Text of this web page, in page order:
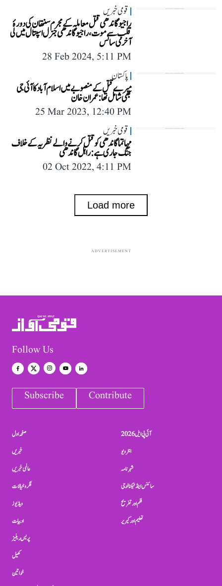
قومی خبریں
راجیو گاندھی قتل معاملہ کے مجرم سنتھان کی دورۂ
قلب سے موت، راجیو گاندھی جنرل اسپتال میں لی
آخری سانس
28 Feb 2024, 5:11 PM
پاکستان
میرے قتل کے منصوبے میں اسلام آباد کا آئی جی
بھی شامل تھا: عمران خان
25 Mar 2023, 12:40 PM
قومی خبریں
مہاتما گاندھی کو قتل کرنے والے نظریہ کے خلاف
جنگ جاری ہے: راہل گاندھی
02 Oct 2022, 4:11 PM
Load more
ADVERTISEMENT
Follow Us
Subscribe Contribute
صفحہ اول
خبریں
عالمی خبریں
فکر و خیالات
ویڈیوز
ادبیات
پریس ریلیز
کھیل
خواتین
آئی پی ایل 2026
انٹرویو
شہرنامہ
سائنس اینڈ ٹیکنالوجی
فلم اور تفریح
تعلیم اور کیریر